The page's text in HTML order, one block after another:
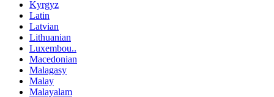
Kyrgyz
Latin
Latvian
Lithuanian
Luxembou..
Macedonian
Malagasy
Malay
Malayalam